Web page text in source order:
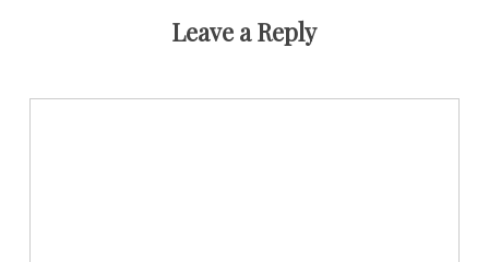
Leave a Reply